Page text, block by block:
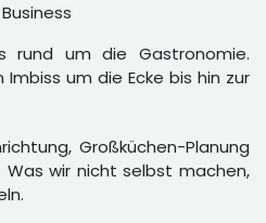
rund um die Gastronomie.
um die Ecke bis hin zur
Großküchen-Planung
wir nicht selbst machen,